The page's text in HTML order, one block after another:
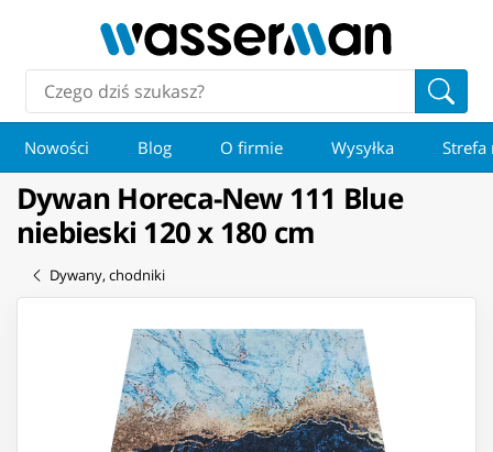
Nowości Blog O firmie Wysyłka Strefa
Dywan Horeca-New 111 Blue
niebieski 120 x 180 cm
Dywany, chodniki